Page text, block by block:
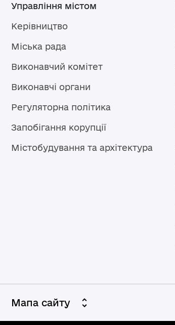
Управління містом
Керівництво
Міська рада
Виконавчий комітет
Виконавчі органи
Регуляторна політика
Запобігання корупції
Містобудування та архітектура
Мапа сайту